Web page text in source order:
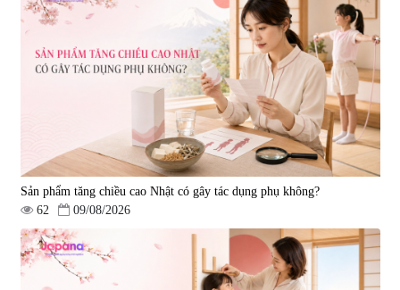
Sản phẩm tăng chiều cao Nhật có gây tác dụng phụ không?
62
09/08/2026